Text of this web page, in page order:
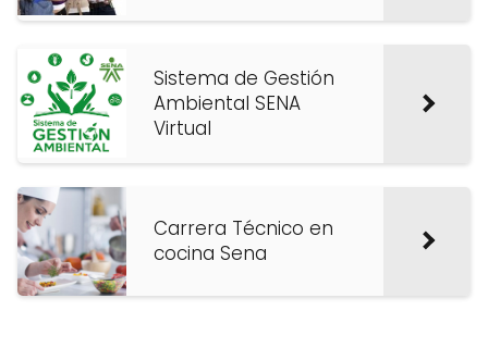
Sistema de Gestión
Ambiental SENA
Virtual
Carrera Técnico en
cocina Sena